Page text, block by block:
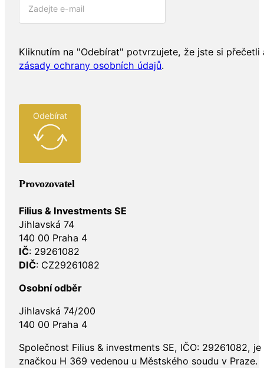
Kliknutím na "Odebírat" potvrzujete, že jste si přečetli
zásady ochrany osobních údajů.
Odebírat
Provozovatel
Filius & Investments SE
Jihlavská 74
140 00 Praha 4
IČ: 29261082
DIČ: CZ29261082
Osobní odběr
Jihlavská 74/200
140 00 Praha 4
Společnost Filius & investments SE, IČO: 29261082,
značkou H 369 vedenou u Městského soudu v Praze.